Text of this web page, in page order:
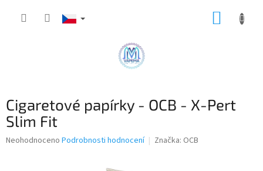
Cigaretové papírky - OCB - X-Pert
Slim Fit
Průměrné
Neohodnoceno Podrobnosti hodnocení Značka: OCB